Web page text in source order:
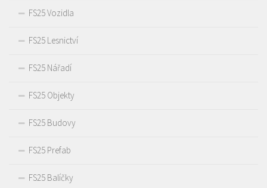
FS25 Vozidla
FS25 Lesnictví
FS25 Nářadí
FS25 Objekty
FS25 Budovy
FS25 Prefab
FS25 Balíčky